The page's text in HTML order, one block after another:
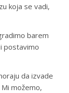
koja se vadi,
barem
postavimo
da izvade
možemo,